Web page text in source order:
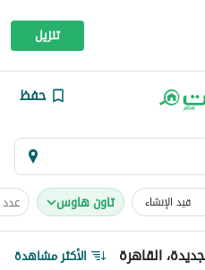
تنزيل
حفظ
قيد الإنشاء تاون هاوس
القاهرة الأكثر مشاهدة